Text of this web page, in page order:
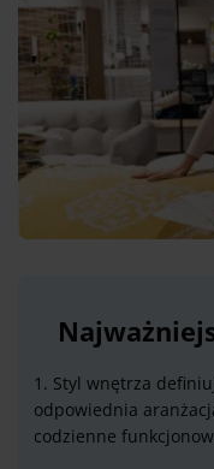
1. Styl wnętrza
odpowiednia
codzienne